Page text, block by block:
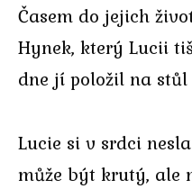
Časem do jejich
Hynek, který Lucii
dne jí položil na stůl
Lucie si v srdci
může být krutý, ale